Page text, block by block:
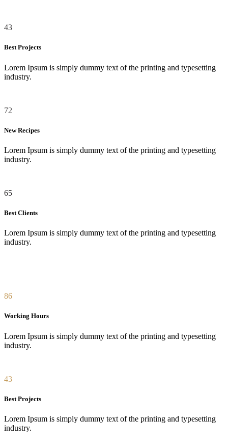
43
Best Projects
Lorem Ipsum is simply dummy text of the printing and typesetting
industry.
72
New Recipes
Lorem Ipsum is simply dummy text of the printing and typesetting
industry.
65
Best Clients
Lorem Ipsum is simply dummy text of the printing and typesetting
industry.
86
Working Hours
Lorem Ipsum is simply dummy text of the printing and typesetting
industry.
43
Best Projects
Lorem Ipsum is simply dummy text of the printing and typesetting
industry.